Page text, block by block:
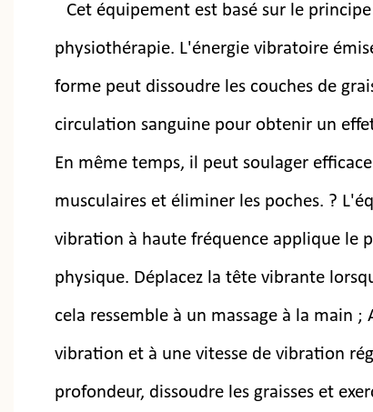
Cet équipement est basé sur le
physiothérapie. L'énergie vibratoire
forme peut dissoudre les couches de
circulation sanguine pour obtenir un
En même temps, il peut soulager
musculaires et éliminer les poches. ?
vibration à haute fréquence applique le
physique. Déplacez la tête vibrante
cela ressemble à un massage à la main
vibration et à une vitesse de vibration
profondeur, dissoudre les graisses et